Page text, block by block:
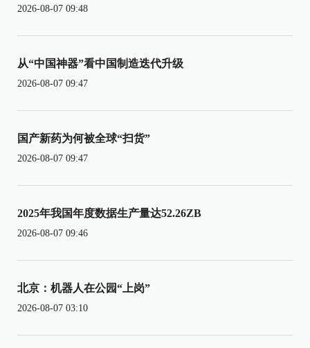
2026-08-07 09:48
从“中国神器”看中国制造迭代升级
2026-08-07 09:47
国产新药为何被全球“扫货”
2026-08-07 09:47
2025年我国年度数据生产量达52.26ZB
2026-08-07 09:46
北京：机器人在公园“上岗”
2026-08-07 03:10